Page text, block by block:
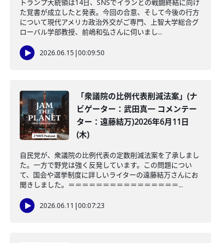
トランプ大統領は14日、SNSでイランとの戦闘終結に向け
た覚書が成立したと発表。今回の合意、そして今後の行方
について現代アメリカ政治外交がご専門、上智大学総合グ
ローバル学部教授、前嶋和弘さんに伺いまし...
2026.06.15 |00:09:50
「衆議院の比例代表削減法案」(ナ
ビゲーター：武田真一 コメンテー
ター：遠藤結万)2026年6月11日
(木)
自民党が、衆議院の比例代表の定数削減法案を了承しまし
た。一方で野党は強く反発しています。この問題につい
て、国会や選挙制度に詳しいライターの遠藤結万さんにお
聞きしました。＝＝＝＝＝＝＝＝＝＝＝＝＝＝＝＝...
2026.06.11 |00:07:23